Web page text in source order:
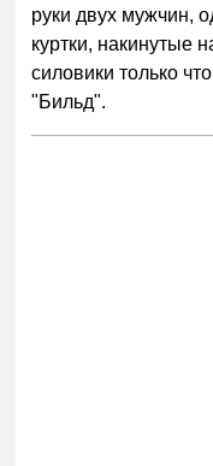
руки двух мужчин,
куртки, накинутые
силовики только
"Бильд".